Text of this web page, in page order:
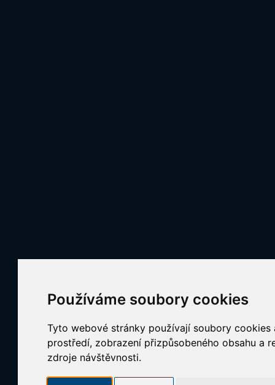
Používáme soubory cookies
Tyto webové stránky používají soubory
prostředí, zobrazení přizpůsobeného obsahu a
zdroje návštěvnosti.